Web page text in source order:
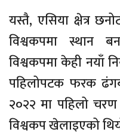
यस्तै, एसिया क्षेत्र
विश्वकपमा स्थान
विश्वकपमा केही नयाँ
पहिलोपटक फरक
२०२२ मा पहिलो
विश्वकप खेलाइएको